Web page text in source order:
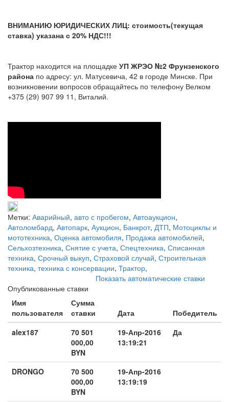
ВНИМАНИЮ ЮРИДИЧЕСКИХ ЛИЦ: стоимость(текущая
ставка) указана с 20% НДС!!!
Трактор находится на площадке УП ЖРЭО №2 Фрунзенского
района по адресу: ул. Матусевича, 42 в городе Минске. При
возникновении вопросов обращайтесь по телефону Велком
+375 (29) 907 99 11, Виталий.
Метки: Аварийный, авто с пробегом, Автоаукцион,
Автоломбард, Автопарк, Аукцион, Банкрот, ДТП, Мотоциклы и
мототехника, Оценка автомобиля, Продажа автомобилей,
Сельхозтехника, Снятие с учета, Спецтехника, Списанная
техника, Срочный выкуп, Страховой случай, Строительная
техника, техника с консервации, Трактор,
Показать автоматические ставки
Опубликованные ставки
Имя
пользователя
Сумма
ставки
Дата
Победитель
alex187
70 501
000,00
BYN
19-Апр-2016
13:19:21
Да
DRONGO
70 500
000,00
BYN
19-Апр-2016
13:19:19